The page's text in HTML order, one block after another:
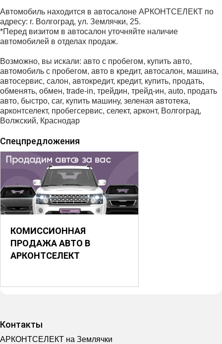
Автомобиль находится в автосалоне АРКОНТСЕЛЕКТ по
адресу: г. Волгоград, ул. Землячки, 25.
*Перед визитом в автосалон уточняйте наличие
автомобилей в отделах продаж.
Возможно, вы искали: авто с пробегом, купить авто,
автомобиль с пробегом, авто в кредит, автосалон, машина,
автосервис, салон, автокредит, кредит, купить, продать,
обменять, обмен, trаdе-in, трейдин, трейд-ин, аutо, продать
авто, быстро, саr, купить машину, зеленая автотека,
арконтселект, пробегсервис, селект, арконт, Волгоград,
Волжский, Краснодар
Спецпредложения
КОМИССИОННАЯ
ПРОДАЖА АВТО В
АРКОНТСЕЛЕКТ
Контакты
АРКОНТСЕЛЕКТ на Землячки